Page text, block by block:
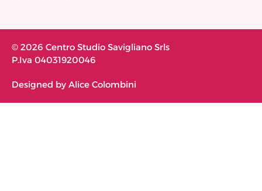
© 2026 Centro Studio Savigliano Srls
P.Iva 04031920046
Designed by Alice Colombini